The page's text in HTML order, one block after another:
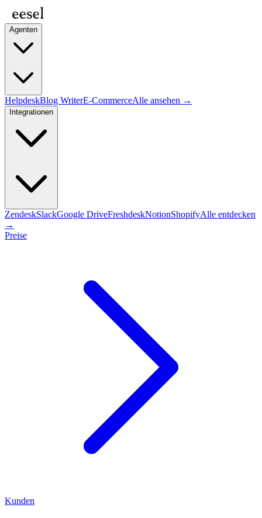
Agenten
HelpdeskBlog WriterE-CommerceAlle ansehen →
Integrationen
ZendeskSlackGoogle DriveFreshdeskNotionShopifyAlle entdecken
→
Preise
Kunden